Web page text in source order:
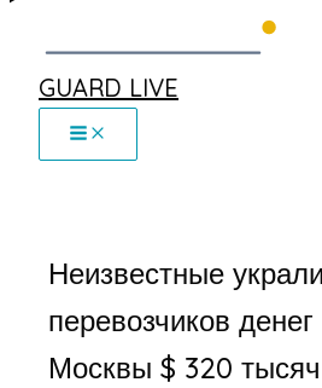
GUARD LIVE
Неизвестные
перевозчиков
Москвы $ 320 тысяч